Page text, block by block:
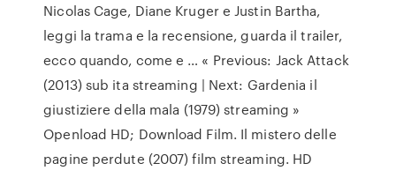
Nicolas Cage, Diane Kruger e Justin Bartha,
leggi la trama e la recensione, guarda il trailer,
ecco quando, come e … « Previous: Jack Attack
(2013) sub ita streaming | Next: Gardenia il
giustiziere della mala (1979) streaming »
Openload HD; Download Film. Il mistero delle
pagine perdute (2007) film streaming. HD